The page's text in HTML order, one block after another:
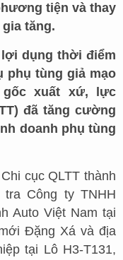
tiện và thay
tăng.
dụng thời điểm
phụ tùng giả mạo
gốc xuất xứ, lực
đã tăng cường
doanh phụ tùng
cục QLTT thành
Công ty TNHH
Auto Việt Nam tại
Đặng Xá và địa
tại Lô H3-T131,